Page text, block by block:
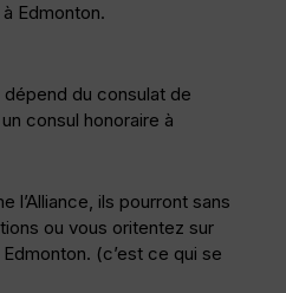
Edmonton.
dépend du consulat de
consul honoraire à
l’Alliance, ils pourront sans
ou vous oritentez sur
(c’est ce qui se